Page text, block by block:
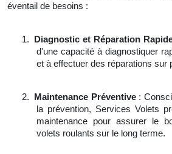
éventail de besoins :
1. Diagnostic et Réparation
d'une capacité à diagnostiquer
et à effectuer des réparations sur
2. Maintenance Préventive:
la prévention, Services Volets
maintenance pour assurer le
volets roulants sur le long terme.